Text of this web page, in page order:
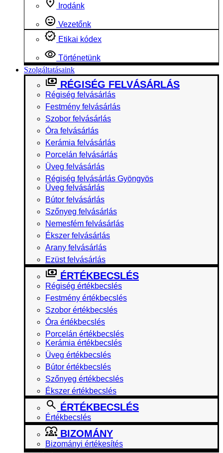
Irodánk
Vezetőnk
Etikai kódex
Történetünk
Szolgáltatásaink
RÉGISÉG FELVÁSÁRLÁS
Régiség felvásárlás
Festmény felvásárlás
Szobor felvásárlás
Óra felvásárlás
Kerámia felvásárlás
Porcelán felvásárlás
Üveg felvásárlás
Régiség felvásárlás Gyöngyös
Üveg felvásárlás
Bútor felvásárlás
Szőnyeg felvásárlás
Nemesfém felvásárlás
Ékszer felvásárlás
Arany felvásárlás
Ezüst felvásárlás
ÉRTÉKBECSLÉS
Régiség értékbecslés
Festmény értékbecslés
Szobor értékbecslés
Óra értékbecslés
Porcelán értékbecslés
Kerámia értékbecslés
Üveg értékbecslés
Bútor értékbecslés
Szőnyeg értékbecslés
Ékszer értékbecslés
ÉRTÉKBECSLÉS
Értékbecslés
BIZOMÁNY
Bizományi értékesítés